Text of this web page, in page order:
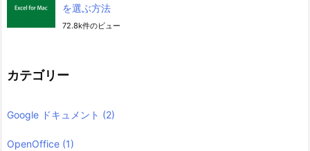
を選ぶ方法
72.8k件のビュー
カテゴリー
Google ドキュメント (2)
OpenOffice (1)